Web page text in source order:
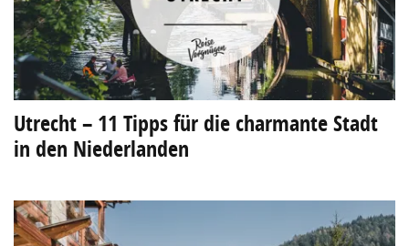
Utrecht – 11 Tipps für die charmante Stadt
in den Niederlanden